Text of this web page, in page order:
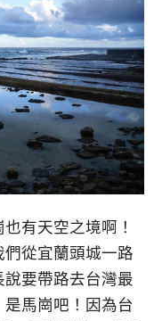
有天空之境啊！
從宜蘭頭城一路
要帶路去台灣最
馬崗吧！因為台